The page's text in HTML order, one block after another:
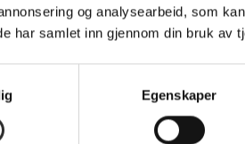
og analysearbeid, som
har samlet inn gjennom din bruk av
Egenskaper
snap-on case the London is
With its ultra-thin design,
case for sophisticated style and